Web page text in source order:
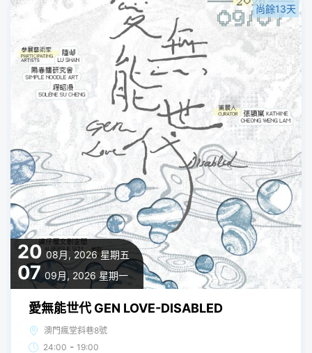
20 08月, 2026 星期五
07 09月, 2026 星期一
尚餘13天
愛無能世代 GEN LOVE-DISABLED
澳門瘋堂斜巷8號
24:00 - 19:00